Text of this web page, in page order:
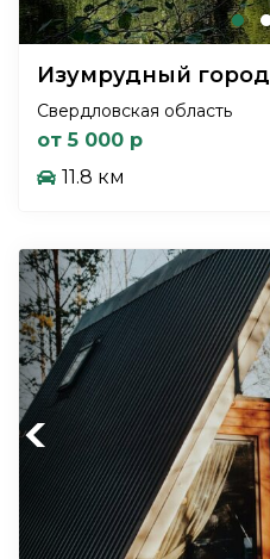
Изумрудный город
Свердловская область
от 5 000 р
11.8 км
Previous